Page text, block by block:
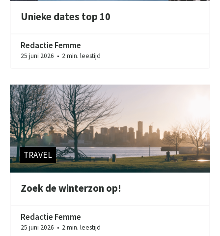
Unieke dates top 10
Redactie Femme
25 juni 2026 ● 2 min. leestijd
TRAVEL
Zoek de winterzon op!
Redactie Femme
25 juni 2026 ● 2 min. leestijd